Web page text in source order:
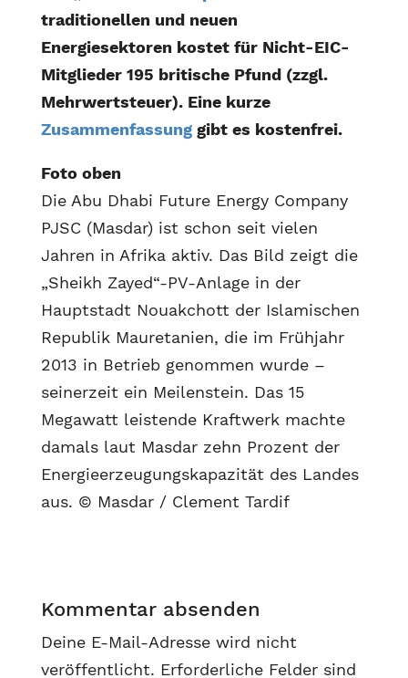
traditionellen und neuen
Energiesektoren kostet für Nicht-EIC-
Mitglieder 195 britische Pfund (zzgl.
Mehrwertsteuer). Eine kurze
Zusammenfassunggibt es kostenfrei.
Foto oben
Die Abu Dhabi Future Energy Company
PJSC (Masdar) ist schon seit vielen
Jahren in Afrika aktiv. Das Bild zeigt die
„Sheikh Zayed“-PV-Anlage in der
Hauptstadt Nouakchott der Islamischen
Republik Mauretanien, die im Frühjahr
2013 in Betrieb genommen wurde –
seinerzeit ein Meilenstein. Das 15
Megawatt leistende Kraftwerk machte
damals laut Masdar zehn Prozent der
Energieerzeugungskapazität des Landes
aus. © Masdar / Clement Tardif
Kommentar absenden
Deine E-Mail-Adresse wird nicht
veröffentlicht. Erforderliche Felder sind